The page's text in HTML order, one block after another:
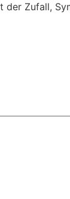
Zufall,